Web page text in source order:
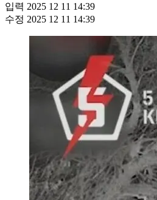
입력 2025 12 11 14:39
수정 2025 12 11 14:39